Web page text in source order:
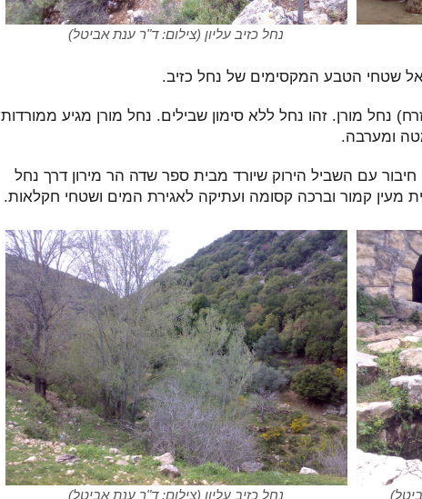
נחל כזיב עליון (צילום: ד"ר ענת אביטל)
שטחי הטבע המקסימים של נחל כזיב.
נחל מורן. זהו נחל ללא סימון שבילים. נחל מורן מגיע ממורדות
מטה ומערבה.
עם השביל הירוק שיורד מבית ספר שדה הר מירון דרך נחל
מעין קמור וברכה קסומה ועתיקה לאגירת המים ושטחי חקלאות.
נחל כזיב עליון (צילום: ד"ר ענת אביטל)